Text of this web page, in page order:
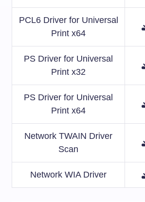
PCL6 Driver for Universal
Print x64
PS Driver for Universal
Print x32
PS Driver for Universal
Print x64
Network TWAIN Driver
Scan
Network WIA Driver